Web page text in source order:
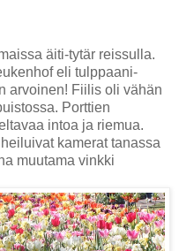
äiti-tytär reissulla.
eli tulppaani-
arvoinen! Fiilis oli vähän
Porttien
intoa ja riemua.
kamerat tanassa
muutama vinkki